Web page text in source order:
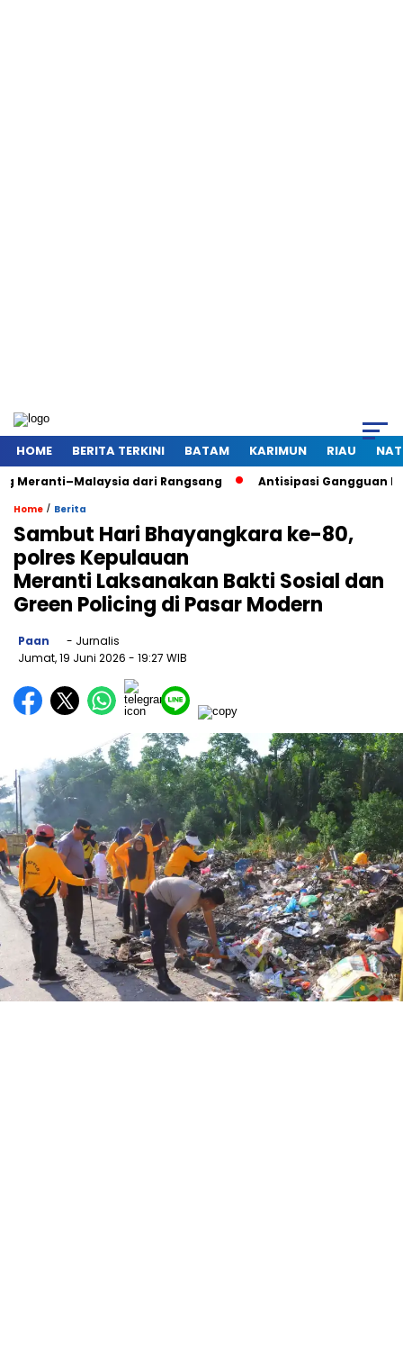
HOME BERITA TERKINI BATAM KARIMUN RIAU
dari Rangsang Antisipasi Gangguan Kamtibmas
Home / Berita
Sambut Hari Bhayangkara ke-80,
polres Kepulauan
Meranti Laksanakan Bakti Sosial dan
Green Policing di Pasar Modern
Paan
- Jurnalis
Jumat, 19 Juni 2026 - 19:27 WIB